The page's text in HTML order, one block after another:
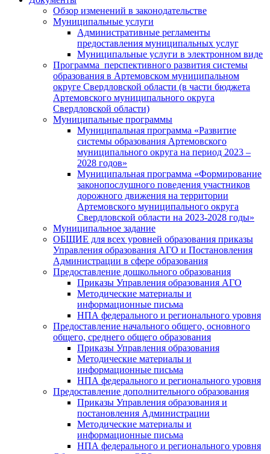
Обзор изменений в законодательстве
Муниципальные услуги
Административные регламенты
предоставления муниципальных услуг
Муниципальные услуги в электронном виде
Программа перспективного развития системы
образования в Артемовском муниципальном
округе Свердловской области (в части бюджета
Артемовского муниципального округа
Свердловской области)
Муниципальные программы
Муниципальная программа «Развитие
системы образования Артемовского
муниципального округа на период 2023 –
2028 годов»
Муниципальная программа «Формирование
законопослушного поведения участников
дорожного движения на территории
Артемовского муниципального округа
Свердловской области на 2023-2028 годы»
Муниципальное задание
ОБЩИЕ для всех уровней образования приказы
Управления образования АГО и Постановления
Администрации в сфере образования
Предоставление дошкольного образования
Приказы Управления образования АГО
Методические материалы и
информационные письма
НПА федерального и регионального уровня
Предоставление начального общего, основного
общего, среднего общего образования
Приказы Управления образования
Методические материалы и
информационные письма
НПА федерального и регионального уровня
Предоставление дополнительного образования
Приказы Управления образования и
постановления Администрации
Методические материалы и
информационные письма
НПА федерального и регионального уровня